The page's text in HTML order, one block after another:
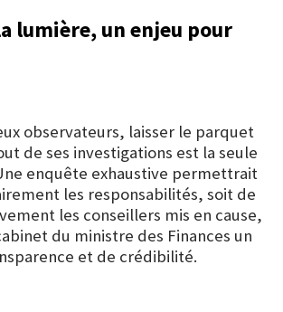
lumière, un enjeu pour
observateurs, laisser le parquet
de ses investigations est la seule
enquête exhaustive permettrait
les responsabilités, soit de
les conseillers mis en cause,
du ministre des Finances un
et de crédibilité.